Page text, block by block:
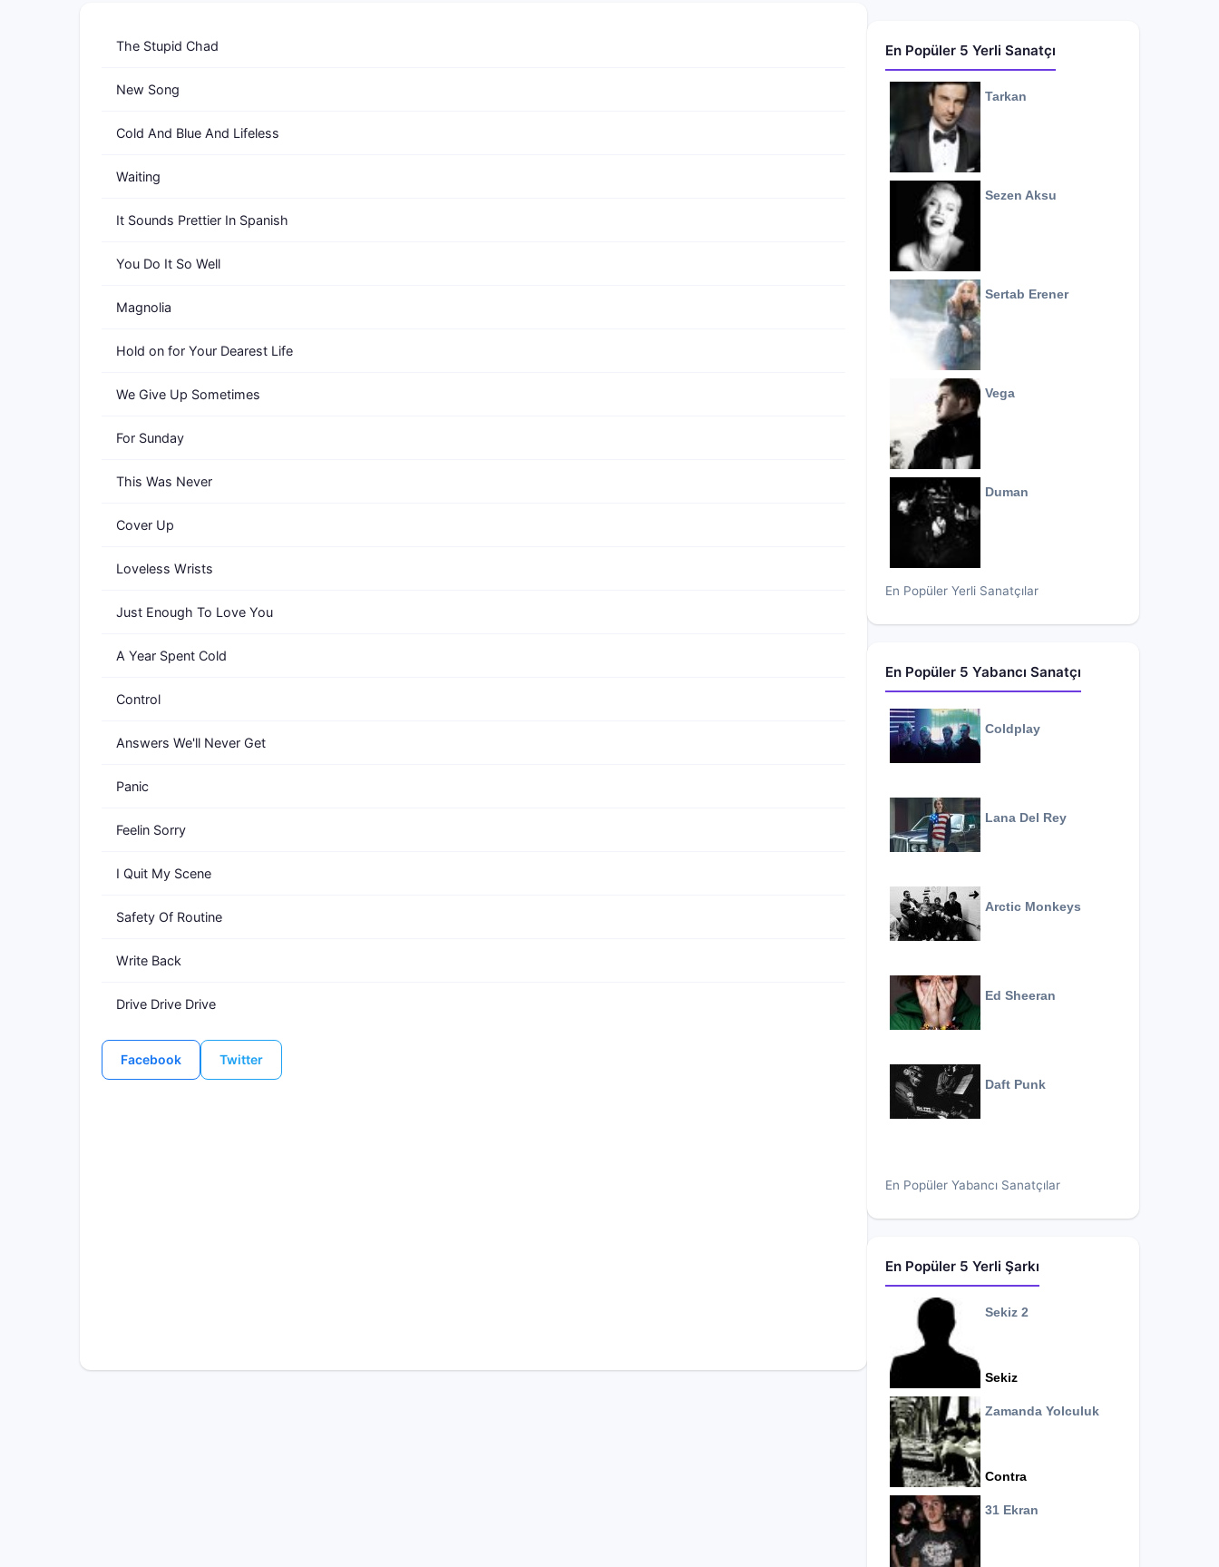
The Stupid Chad
New Song
Cold And Blue And Lifeless
Waiting
It Sounds Prettier In Spanish
You Do It So Well
Magnolia
Hold on for Your Dearest Life
We Give Up Sometimes
For Sunday
This Was Never
Cover Up
Loveless Wrists
Just Enough To Love You
A Year Spent Cold
Control
Answers We'll Never Get
Panic
Feelin Sorry
I Quit My Scene
Safety Of Routine
Write Back
Drive Drive Drive
Facebook Twitter
En Popüler 5 Yerli Sanatçı
Tarkan
Sezen Aksu
Sertab Erener
Vega
Duman
En Popüler Yerli Sanatçılar
En Popüler 5 Yabancı Sanatçı
Coldplay
Lana Del Rey
Arctic Monkeys
Ed Sheeran
Daft Punk
En Popüler Yabancı Sanatçılar
En Popüler 5 Yerli Şarkı
Sekiz 2
Sekiz
Zamanda Yolculuk
Contra
31 Ekran